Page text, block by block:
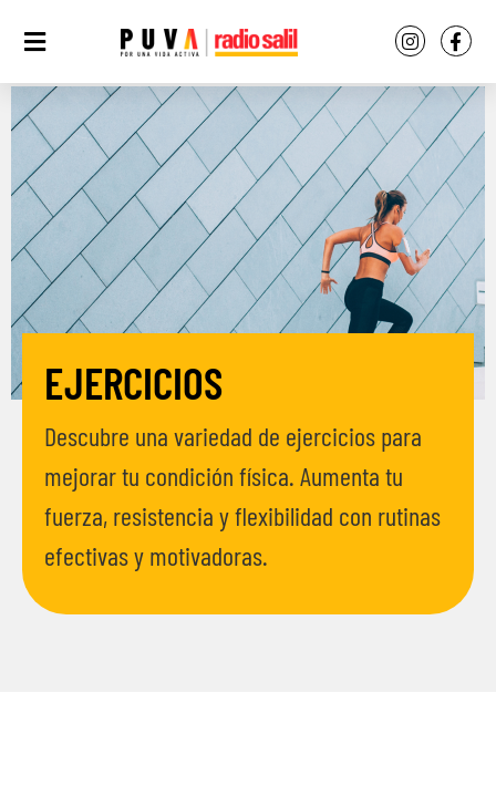
EJERCICIOS
Descubre una variedad de ejercicios para
mejorar tu condición física. Aumenta tu
fuerza, resistencia y flexibilidad con rutinas
efectivas y motivadoras.